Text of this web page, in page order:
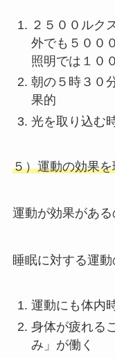
２５００ルク
外でも５００
照明では１０
朝の５時３０
果的
光を取り込む
５）運動の効果
運動が効果があ
睡眠に対する運
運動にも体内
身体が疲れる
み」が働く